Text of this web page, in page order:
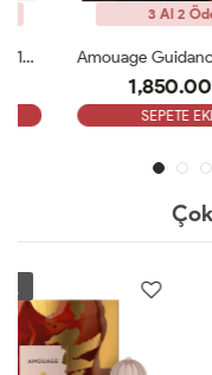
3 Al 2 Öde
1,850.00 TL
SEPETE EKLE